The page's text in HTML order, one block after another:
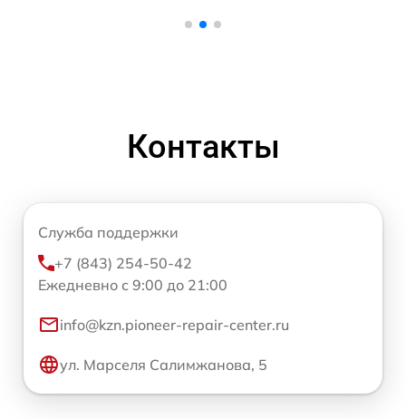
Контакты
Служба поддержки
+7 (843) 254-50-42
Ежедневно с 9:00 до 21:00
info@kzn.pioneer-repair-center.ru
ул. Марселя Салимжанова, 5